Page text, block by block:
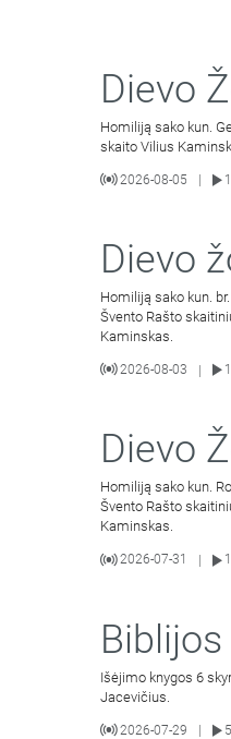
Dievo
Homiliją sako kun.
skaito Vilius
2026-08-05
Dievo
Homiliją sako kun.
Švento Rašto
Kaminskas.
2026-08-03 |
Dievo
Homiliją sako kun.
Švento Rašto
Kaminskas.
2026-07-31
Išėjimo knygos 6
Jacevičius.
2026-07-29